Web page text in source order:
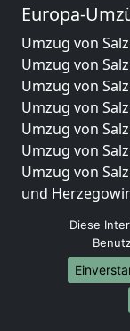
Europa-
Umzug von
Umzug von
Umzug von
Umzug von
Umzug von
Umzug von
Umzug von
und
Umzug von
Umzug von
Umzug von
Umzug von
Diese